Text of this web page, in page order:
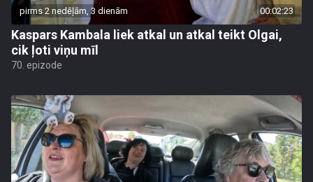
pirms 2 nedēļām, 3 dienām 00:02:23
Kaspars Kambala liek atkal un atkal teikt Olgai,
cik ļoti viņu mīl
70. epizode